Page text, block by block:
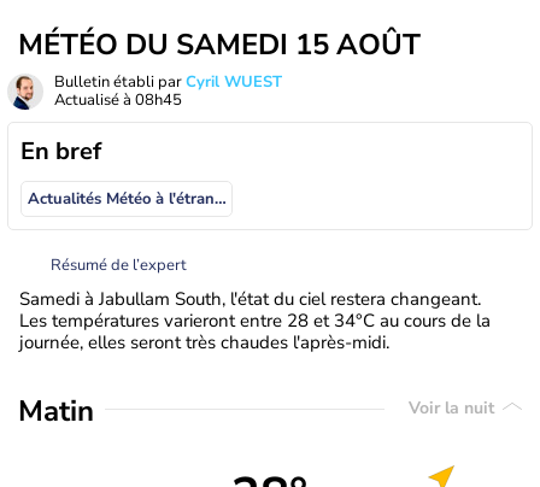
MÉTÉO DU SAMEDI 15 AOÛT
Bulletin établi parCyril WUEST
Actualisé à 08h45
En bref
Actualités Météo à l'étranger
Résumé de l’expert
Samedi à Jabullam South, l'état du ciel restera changeant.
Les températures varieront entre 28 et 34°C au cours de la
journée, elles seront très chaudes l'après-midi.
Matin Voir la nuit